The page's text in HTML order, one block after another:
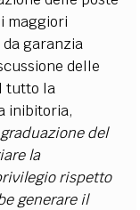
maggiori
garanzia
delle
tutto la
inibitoria,
del
la
rispetto
generare il